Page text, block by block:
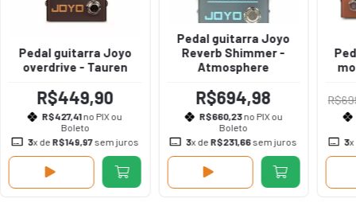
Pedal guitarra Joyo
overdrive - Tauren
R$449,90
R$427,41no PIX ou
Boleto
3x de R$149,97sem juros
Pedal guitarra Joyo
Reverb Shimmer -
Atmosphere
R$694,98
R$660,23no PIX ou
Boleto
3x de R$231,66sem juros 3